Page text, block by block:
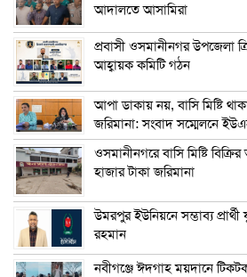
আদালতে আসামিরা
প্রবাসী ওসমানীনগর উপজেলা
আহ্বায়ক কমিটি গঠন
আপা ডাকায় নয়, বাসি মিষ্টি
জরিমানা: সংবাদ সম্মেলনে
ওসমানীনগরে বাসি মিষ্টি
হাজার টাকা জরিমানা
উমরপুর ইউনিয়নে সম্ভাব্য
রহমান
নবীগঞ্জে ঈদগাহ ময়দানে